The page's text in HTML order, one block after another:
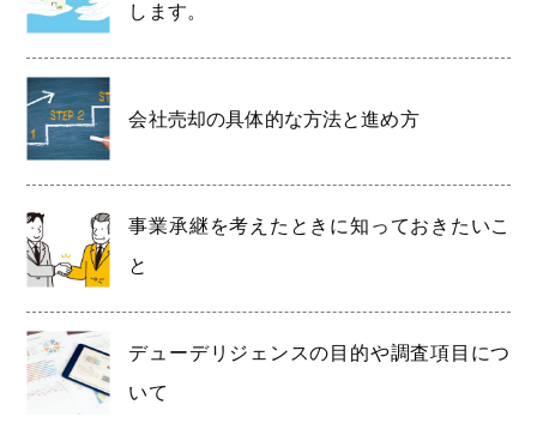
します。
会社売却の具体的な方法と進め方
事業承継を考えたときに知っておきたいこ
と
デューデリジェンスの目的や調査項目につ
いて